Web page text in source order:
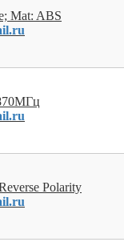
Mat: ABS
Polarity